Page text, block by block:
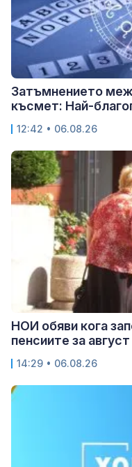
Затъмнението
късмет: Най-
12:42 • 06.08.26
НОИ обяви кога
пенсиите за август
14:29 • 06.08.26